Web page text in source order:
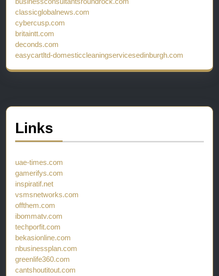
classicglobalnews.com
cybercusp.com
britaintt.com
deconds.com
easycartltd-domesticcleaningservicesedinburgh.com
Links
uae-times.com
gamerifys.com
inspiratif.net
vsmsnetworks.com
offthem.com
ibommatv.com
techporfit.com
bekasionline.com
nbusinessplan.com
greenlife360.com
cantshoutitout.com